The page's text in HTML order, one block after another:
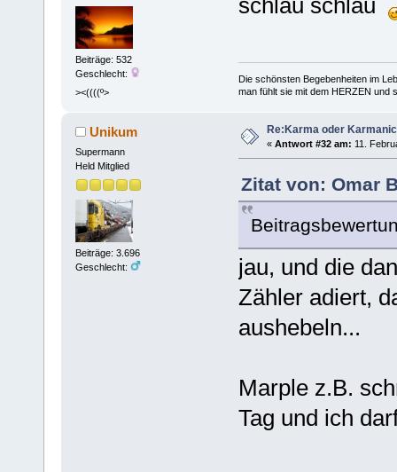
Beiträge: 532
Geschlecht:
><((((º>
schlau schlau
Die schönsten Begebenheiten im
man fühlt sie mit dem HERZEN und
Unikum
Supermann
Held Mitglied
Beiträge: 3.696
Geschlecht:
Re:Karma oder
« Antwort #32 am: 11.
Zitat von: Omar
jau, und die
Zähler adiert,
aushebeln...
Marple z.B.
Tag und ich